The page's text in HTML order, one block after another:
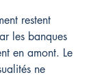
restent
les banques
en amont. Le
ne